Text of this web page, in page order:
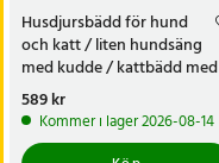
Husdjursbädd för hund
och katt / liten hundsäng
med kudde / kattbädd med
upphöjd design - Grå
Pris:589 kr
589 kr
Kommer i lager 2026-08-14